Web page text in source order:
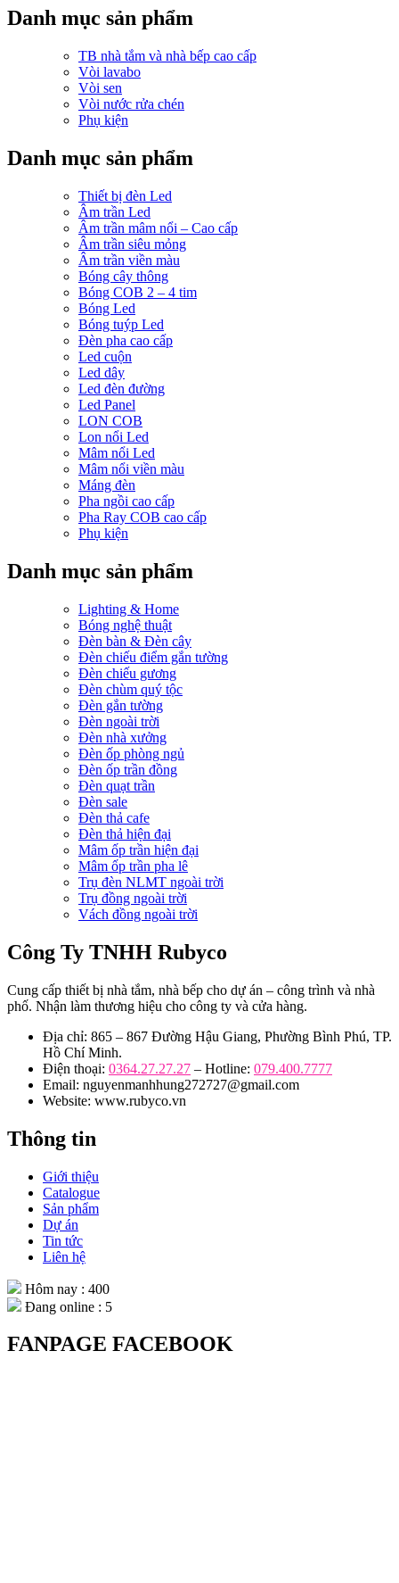
Danh mục sản phẩm
TB nhà tắm và nhà bếp cao cấp
Vòi lavabo
Vòi sen
Vòi nước rửa chén
Phụ kiện
Danh mục sản phẩm
Thiết bị đèn Led
Âm trần Led
Âm trần mâm nổi – Cao cấp
Âm trần siêu mỏng
Âm trần viền màu
Bóng cây thông
Bóng COB 2 – 4 tim
Bóng Led
Bóng tuýp Led
Đèn pha cao cấp
Led cuộn
Led dây
Led đèn đường
Led Panel
LON COB
Lon nổi Led
Mâm nổi Led
Mâm nổi viền màu
Máng đèn
Pha ngồi cao cấp
Pha Ray COB cao cấp
Phụ kiện
Danh mục sản phẩm
Lighting & Home
Bóng nghệ thuật
Đèn bàn & Đèn cây
Đèn chiếu điểm gắn tường
Đèn chiếu gương
Đèn chùm quý tộc
Đèn gắn tường
Đèn ngoài trời
Đèn nhà xưởng
Đèn ốp phòng ngủ
Đèn ốp trần đồng
Đèn quạt trần
Đèn sale
Đèn thả cafe
Đèn thả hiện đại
Mâm ốp trần hiện đại
Mâm ốp trần pha lê
Trụ đèn NLMT ngoài trời
Trụ đồng ngoài trời
Vách đồng ngoài trời
Công Ty TNHH Rubyco
Cung cấp thiết bị nhà tắm, nhà bếp cho dự án – công trình và nhà
phố. Nhận làm thương hiệu cho công ty và cửa hàng.
Địa chỉ: 865 – 867 Đường Hậu Giang, Phường Bình Phú, TP.
Hồ Chí Minh.
Điện thoại: 0364.27.27.27 – Hotline: 079.400.7777
Email: nguyenmanhhung272727@gmail.com
Website: www.rubyco.vn
Thông tin
Giới thiệu
Catalogue
Sản phẩm
Dự án
Tin tức
Liên hệ
Hôm nay : 400
Đang online : 5
FANPAGE FACEBOOK